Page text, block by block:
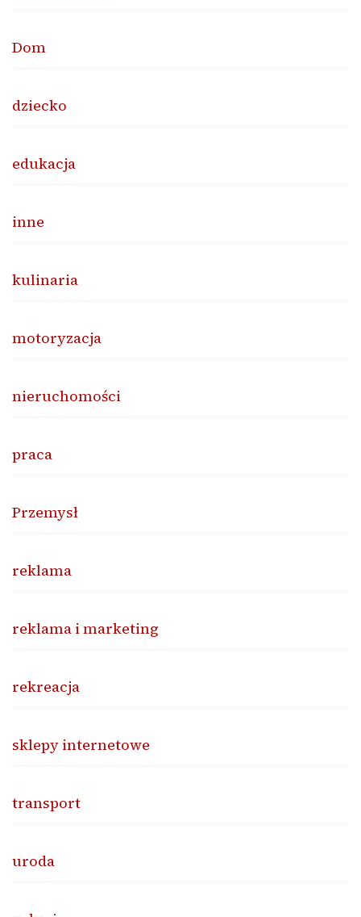
Dom
dziecko
edukacja
inne
kulinaria
motoryzacja
nieruchomości
praca
Przemysł
reklama
reklama i marketing
rekreacja
sklepy internetowe
transport
uroda